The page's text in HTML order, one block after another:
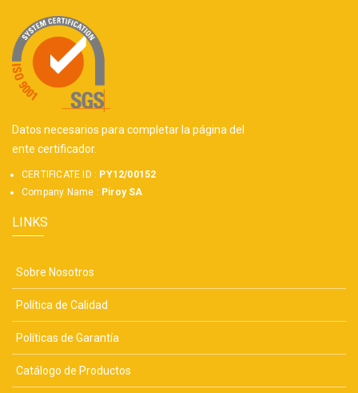
Datos necesarios para completar la página del
ente certificador.
CERTIFICATE ID : PY12/00152
Company Name : Piroy SA
LINKS
Sobre Nosotros
Política de Calidad
Políticas de Garantía
Catálogo de Productos